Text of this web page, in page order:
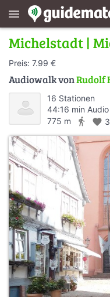
menu
Michelstadt |
Preis: 7.99 €
Audiowalk vonRudolf
16 Stationen
44:16 min Audio
775 m
directions_walk favorite 3